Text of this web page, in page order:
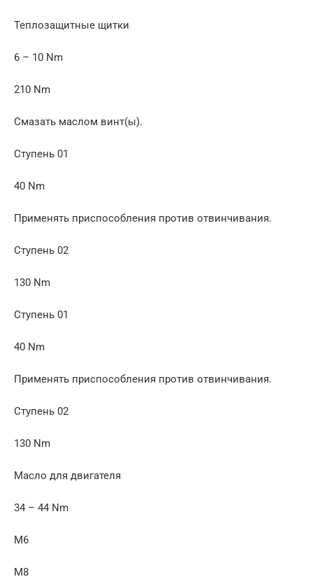
Теплозащитные щитки
6 – 10 Nm
210 Nm
Смазать маслом винт(ы).
Ступень 01
40 Nm
Применять приспособления против отвинчивания.
Ступень 02
130 Nm
Ступень 01
40 Nm
Применять приспособления против отвинчивания.
Ступень 02
130 Nm
Масло для двигателя
34 – 44 Nm
M6
M8